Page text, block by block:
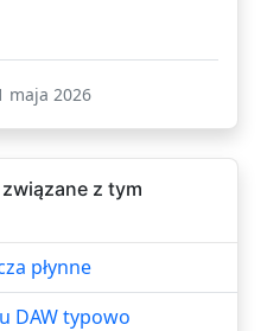
maja 2026
z tym
płynne
DAW typowo